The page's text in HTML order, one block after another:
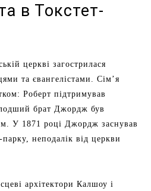
в Токстет-
церкві загострилася
та євангелістами. Сім’я
Роберт підтримував
брат Джордж був
У 1871 році Джордж заснував
неподалік від церкви
архітектори Калшоу і